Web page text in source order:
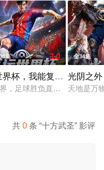
仙子』全新动画 新作将继
集 3.0
界杯，我能复制所有球星
，足球胜负直接绑定国运。
全34集
光阴之外
天地是万
共0 条 “十方武圣” 影评